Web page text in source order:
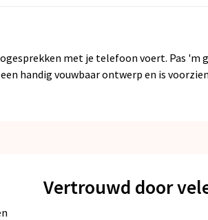
met je telefoon voert. Pas
handig vouwbaar ontwerp en is
Vertrouwd door